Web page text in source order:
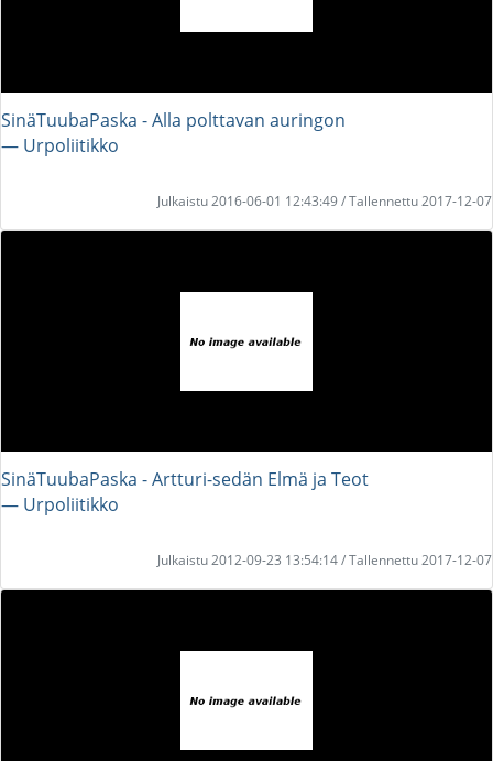
SinäTuubaPaska - Alla polttavan auringon
― Urpoliitikko
Julkaistu 2016-06-01 12:43:49 / Tallennettu 2017-12-07
SinäTuubaPaska - Artturi-sedän Elmä ja Teot
― Urpoliitikko
Julkaistu 2012-09-23 13:54:14 / Tallennettu 2017-12-07